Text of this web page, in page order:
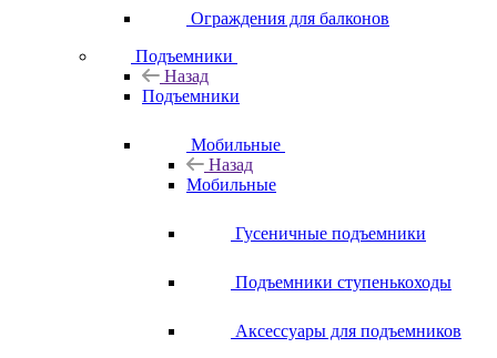
Ограждения для балконов
Подъемники
Назад
Подъемники
Мобильные
Назад
Мобильные
Гусеничные подъемники
Подъемники ступенькоходы
Аксессуары для подъемников